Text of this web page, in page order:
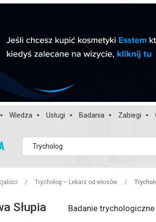
Wiedza Usługi Badania Zabiegi
Trycholog
/ Trycholog – Lekarz od włosów /
Słupia Badanie trychologiczne